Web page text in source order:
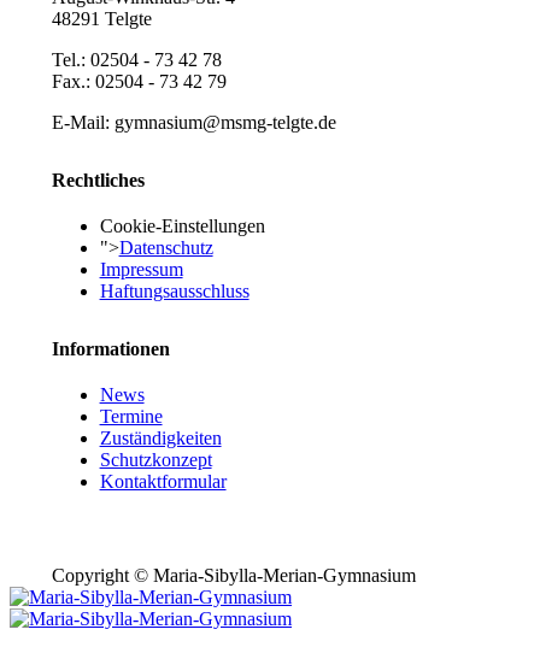
48291 Telgte
Tel.: 02504 - 73 42 78
Fax.: 02504 - 73 42 79
E-Mail: gymnasium@msmg-telgte.de
Rechtliches
Cookie-Einstellungen
">Datenschutz
Impressum
Haftungsausschluss
Informationen
News
Termine
Zuständigkeiten
Schutzkonzept
Kontaktformular
Copyright © Maria-Sibylla-Merian-Gymnasium